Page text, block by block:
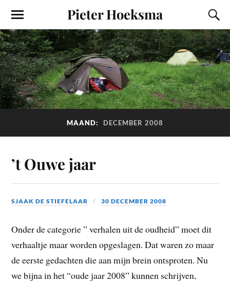
Pieter Hoeksma
MAAND: DECEMBER 2008
’t Ouwe jaar
SJAAK DE STIEFELAAR 30 DECEMBER 2008
Onder de categorie ” verhalen uit de oudheid” moet dit
verhaaltje maar worden opgeslagen. Dat waren zo maar
de eerste gedachten die aan mijn brein ontsproten. Nu
we bijna in het “oude jaar 2008” kunnen schrijven,